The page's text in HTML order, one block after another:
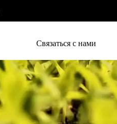
Связаться с нами